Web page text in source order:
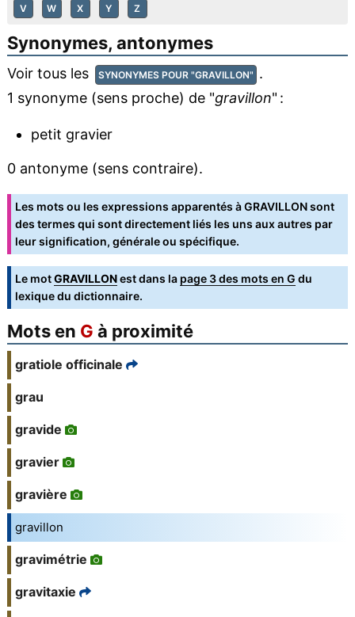
V W X Y Z
Synonymes, antonymes
Voir tous les SYNONYMES POUR "GRAVILLON" .
1 synonyme (sens proche) de "gravillon" :
petit gravier
0 antonyme (sens contraire).
Les mots ou les expressions apparentés à GRAVILLON sont
des termes qui sont directement liés les uns aux autres par
leur signification, générale ou spécifique.
Le motGRAVILLONest dans la page 3 des mots en G du
lexique du dictionnaire.
Mots en G à proximité
gratiole officinale
grau
gravide
gravier
gravière
gravillon
gravimétrie
gravitaxie